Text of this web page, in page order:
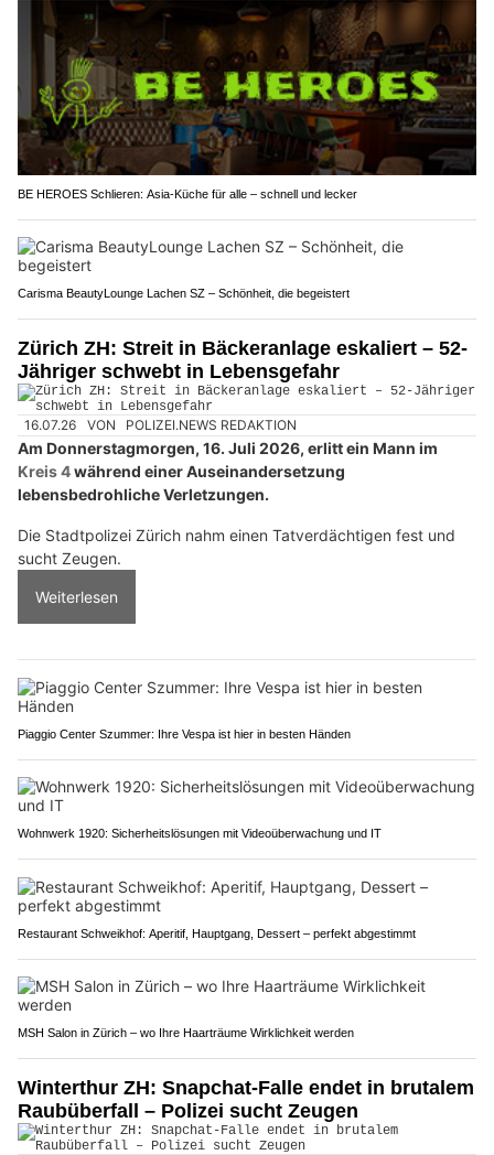
BE HEROES Schlieren: Asia-Küche für alle – schnell und lecker
Carisma BeautyLounge Lachen SZ – Schönheit, die begeistert
Zürich ZH: Streit in Bäckeranlage eskaliert – 52-
Jähriger schwebt in Lebensgefahr
16.07.26 VON POLIZEI.NEWS REDAKTION
Am Donnerstagmorgen, 16. Juli 2026, erlitt ein Mann im
Kreis 4während einer Auseinandersetzung
lebensbedrohliche Verletzungen.
Die Stadtpolizei Zürich nahm einen Tatverdächtigen fest und
sucht Zeugen.
Weiterlesen
Piaggio Center Szummer: Ihre Vespa ist hier in besten Händen
Wohnwerk 1920: Sicherheitslösungen mit Videoüberwachung und IT
Restaurant Schweikhof: Aperitif, Hauptgang, Dessert – perfekt abgestimmt
MSH Salon in Zürich – wo Ihre Haarträume Wirklichkeit werden
Winterthur ZH: Snapchat-Falle endet in brutalem
Raubüberfall – Polizei sucht Zeugen